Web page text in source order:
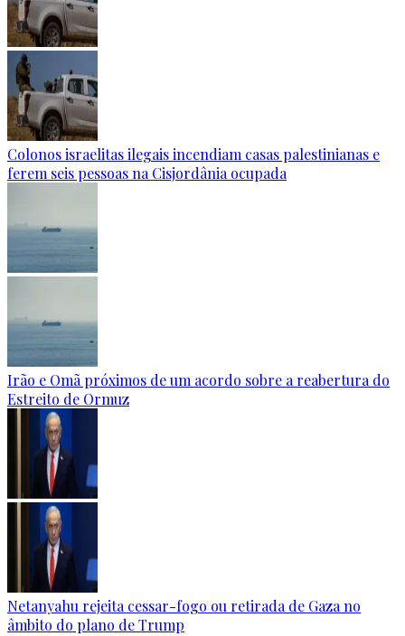
Colonos israelitas ilegais incendiam casas palestinianas e
ferem seis pessoas na Cisjordânia ocupada
Irão e Omã próximos de um acordo sobre a reabertura do
Estreito de Ormuz
Netanyahu rejeita cessar-fogo ou retirada de Gaza no
âmbito do plano de Trump